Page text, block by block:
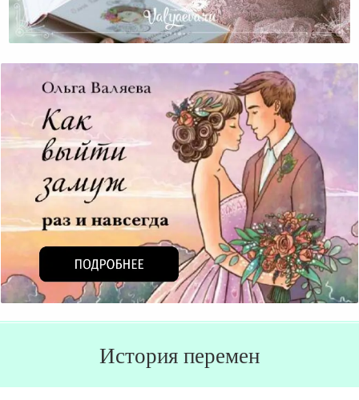
Почему Важно Знать, Где У Вас Луна?
История перемен